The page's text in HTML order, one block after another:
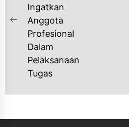
Previous
post:
Ingatkan
Anggota
Profesional
Dalam
Pelaksanaan
Tugas